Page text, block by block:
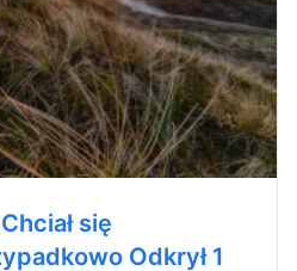
się
Odkrył 1